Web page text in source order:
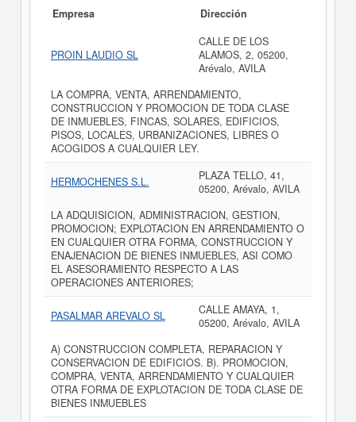
Empresa Dirección
PROIN LAUDIO SL
CALLE DE LOS
ALAMOS, 2, 05200,
Arévalo, AVILA
LA COMPRA, VENTA, ARRENDAMIENTO,
CONSTRUCCION Y PROMOCION DE TODA CLASE
DE INMUEBLES, FINCAS, SOLARES, EDIFICIOS,
PISOS, LOCALES, URBANIZACIONES, LIBRES O
ACOGIDOS A CUALQUIER LEY.
HERMOCHENES S.L.
PLAZA TELLO, 41,
05200, Arévalo, AVILA
LA ADQUISICION, ADMINISTRACION, GESTION,
PROMOCION; EXPLOTACION EN ARRENDAMIENTO O
EN CUALQUIER OTRA FORMA, CONSTRUCCION Y
ENAJENACION DE BIENES INMUEBLES, ASI COMO
EL ASESORAMIENTO RESPECTO A LAS
OPERACIONES ANTERIORES;
PASALMAR AREVALO SL
CALLE AMAYA, 1,
05200, Arévalo, AVILA
A) CONSTRUCCION COMPLETA, REPARACION Y
CONSERVACION DE EDIFICIOS. B). PROMOCION,
COMPRA, VENTA, ARRENDAMIENTO Y CUALQUIER
OTRA FORMA DE EXPLOTACION DE TODA CLASE DE
BIENES INMUEBLES